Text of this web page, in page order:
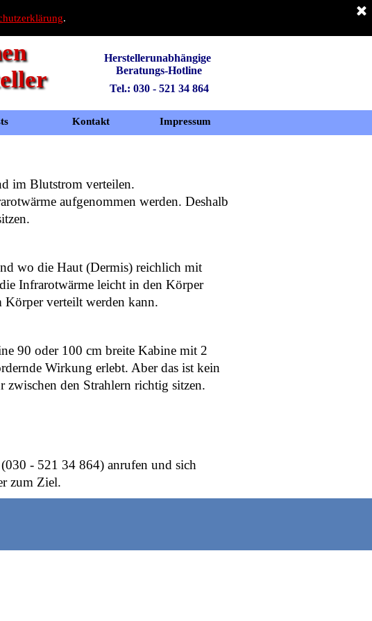
.
Kontakt Impressum
Herstellerunabhängige
Beratungs-Hotline
Tel.: 030 - 521 34 864
im Blutstrom verteilen.
aufgenommen werden. Deshalb
wo die Haut (Dermis) reichlich mit
Infrarotwärme leicht in den Körper
verteilt werden kann.
90 oder 100 cm breite Kabine mit 2
Wirkung erlebt. Aber das ist kein
den Strahlern richtig sitzen.
- 521 34 864) anrufen und sich
zum Ziel.